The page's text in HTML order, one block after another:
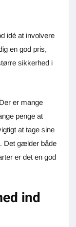
idé at involvere
en god pris,
sikkerhed i
er mange
penge at
at tage sine
Det gælder både
er det en god
ind